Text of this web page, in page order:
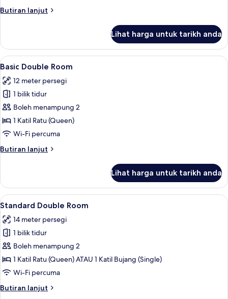
Use
Butiran lanjut
Butiran
Double
Room
Single
Lihat harga untuk tarikh anda
Lihat
semua
foto
untuk
Basic
Double
Room
Basic Double Room | Gebar bulu
5
Basic Double Room
12 meter persegi
1 bilik tidur
Boleh menampung 2
1 Katil Ratu (Queen)
Wi-Fi percuma
Butiran lanjut
Butiran
Double
Room
Lihat harga untuk tarikh anda
Lihat
semua
foto
untuk
Standard
Double
Room
Gebar bulu kapas, peti besi dalam
6
Standard Double Room
14 meter persegi
1 bilik tidur
Boleh menampung 2
1 Katil Ratu (Queen) ATAU 1 Katil Bujang (Single)
Wi-Fi percuma
Butiran lanjut
Butiran